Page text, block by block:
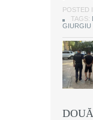
POSTED
TAGS:
GIURGIU